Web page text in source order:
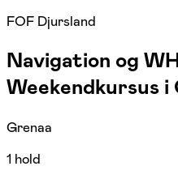
FOF Djursland
Navigation og
Weekendkursus i
Grenaa
1 hold